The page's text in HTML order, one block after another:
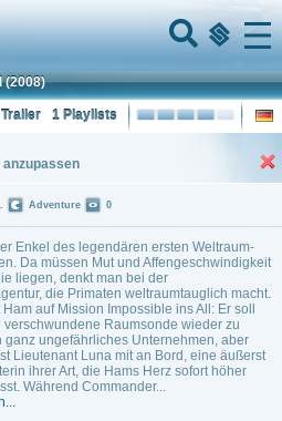
Menu
(2008)
1 Playlists
Trailer
anzupassen
Enkel des legendären ersten Weltraum-
Da müssen Mut und Affengeschwindigkeit
liegen, denkt man bei der
die Primaten weltraumtauglich macht.
auf Mission Impossible ins All: Er soll
verschwundene Raumsonde wieder zu
ganz ungefährliches Unternehmen, aber
Lieutenant Luna mit an Bord, eine äußerst
ihrer Art, die Hams Herz sofort höher
Während Commander...
Adventure 0